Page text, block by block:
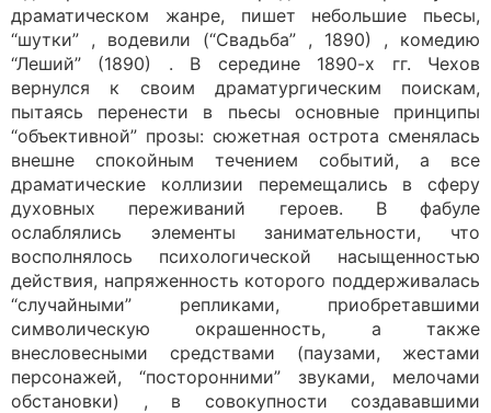
драматическом жанре, пишет небольшие пьесы,
“шутки” , водевили (“Свадьба” , 1890) , комедию
“Леший” (1890) . В середине 1890-х гг. Чехов
вернулся к своим драматургическим поискам,
пытаясь перенести в пьесы основные принципы
“объективной” прозы: сюжетная острота сменялась
внешне спокойным течением событий, а все
драматические коллизии перемещались в сферу
духовных переживаний героев. В фабуле
ослаблялись элементы занимательности, что
восполнялось психологической насыщенностью
действия, напряженность которого поддерживалась
“случайными” репликами, приобретавшими
символическую окрашенность, а также
внесловесными средствами (паузами, жестами
персонажей, “посторонними” звуками, мелочами
обстановки) , в совокупности создававшими